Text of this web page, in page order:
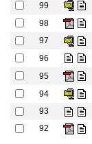
99
98
97
96
95
94
93
92